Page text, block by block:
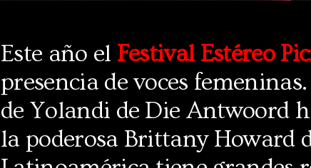
Este año el Festival Estéreo
presencia de voces
de Yolandi de Die Antwoord
la poderosa Brittany Howard